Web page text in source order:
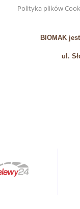
Polityka plików
BIOMAK
ul.